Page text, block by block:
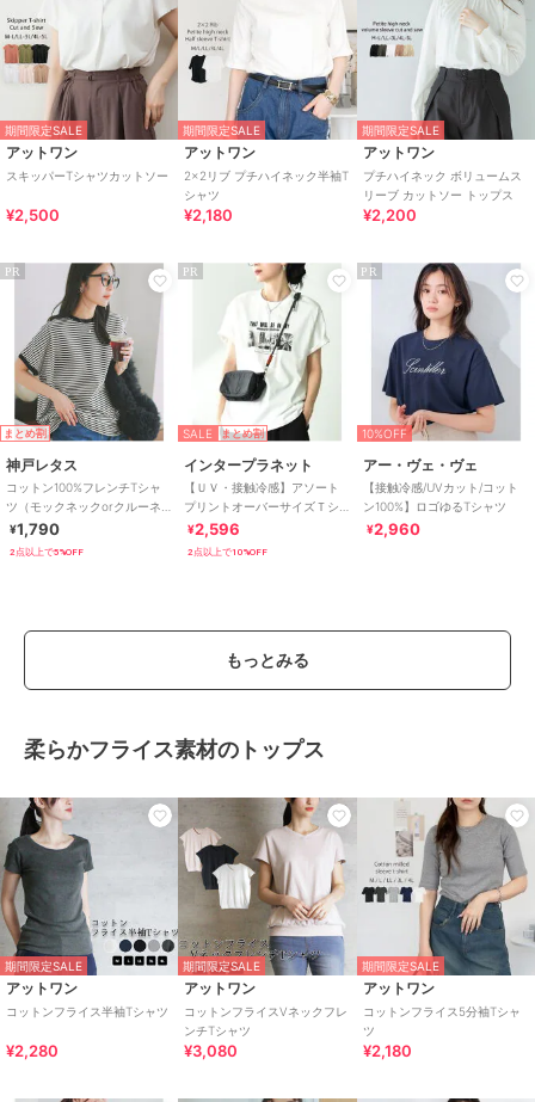
期間限定SALE
アットワン
スキッパーTシャツカットソー
¥2,500
期間限定SALE
アットワン
2×2リブ プチハイネック半袖T
シャツ
¥2,180
期間限定SALE
アットワン
プチハイネック ボリュームス
リーブ カットソー トップス
¥2,200
PR
まとめ割
神戸レタス
コットン100%フレンチTシャ
ツ（モックネックorクルーネ
ック） [C4819]
¥1,790
2点以上で5%OFF
PR
SALE まとめ割
インタープラネット
【ＵＶ・接触冷感】アソート
プリントオーバーサイズＴシ
ャツ
¥2,596
2点以上で10%OFF
PR
10%OFF
アー・ヴェ・ヴェ
【接触冷感/UVカット/コット
ン100%】ロゴゆるTシャツ
¥2,960
もっとみる
柔らかフライス素材のトップス
期間限定SALE
アットワン
コットンフライス半袖Tシャツ
¥2,280
期間限定SALE
アットワン
コットンフライスVネックフレ
ンチTシャツ
¥3,080
期間限定SALE
アットワン
コットンフライス5分袖Tシャ
ツ
¥2,180